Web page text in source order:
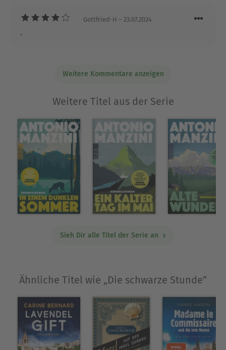
Gottfried-H – 23.07.2024
.
Weitere Kommentare anzeigen
Weitere Titel aus der Serie
Sieh Dir alle Titel der Serie an
Ähnliche Titel wie „Die schwarze Stunde“